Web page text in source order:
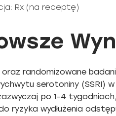
Rx (na receptę)
randomizowane
serotoniny (SSRI)
po 1–4
ryzyka wydłużenia